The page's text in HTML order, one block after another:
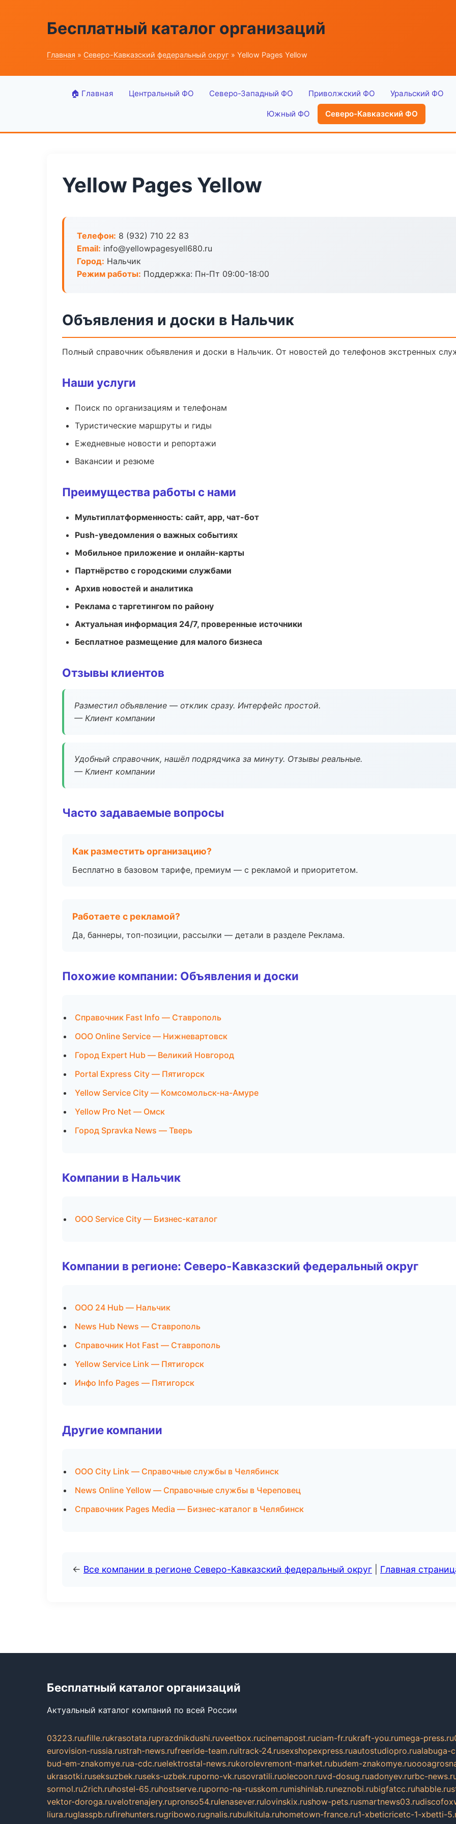
Бесплатный каталог организаций
Главная » Северо-Кавказский федеральный округ » Yellow Pages Yellow
🏠 Главная Центральный ФО Северо-Западный ФО Приволжский ФО Уральский ФО
Южный ФО Северо-Кавказский ФО
Yellow Pages Yellow
Телефон: 8 (932) 710 22 83
Email: info@yellowpagesyell680.ru
Город: Нальчик
Режим работы: Поддержка: Пн-Пт 09:00-18:00
Объявления и доски в Нальчик
Полный справочник объявления и доски в Нальчик. От новостей до телефонов экстренных
Наши услуги
Поиск по организациям и телефонам
Туристические маршруты и гиды
Ежедневные новости и репортажи
Вакансии и резюме
Преимущества работы с нами
Мультиплатформенность: сайт, app, чат-бот
Push-уведомления о важных событиях
Мобильное приложение и онлайн-карты
Партнёрство с городскими службами
Архив новостей и аналитика
Реклама с таргетингом по району
Актуальная информация 24/7, проверенные источники
Бесплатное размещение для малого бизнеса
Отзывы клиентов
Разместил объявление — отклик сразу. Интерфейс простой.
— Клиент компании
Удобный справочник, нашёл подрядчика за минуту. Отзывы реальные.
— Клиент компании
Часто задаваемые вопросы
Как разместить организацию?
Бесплатно в базовом тарифе, премиум — с рекламой и приоритетом.
Работаете с рекламой?
Да, баннеры, топ-позиции, рассылки — детали в разделе Реклама.
Похожие компании: Объявления и доски
Справочник Fast Info — Ставрополь
ООО Online Service — Нижневартовск
Город Expert Hub — Великий Новгород
Portal Express City — Пятигорск
Yellow Service City — Комсомольск-на-Амуре
Yellow Pro Net — Омск
Город Spravka News — Тверь
Компании в Нальчик
ООО Service City — Бизнес-каталог
Компании в регионе: Северо-Кавказский федеральный округ
ООО 24 Hub — Нальчик
News Hub News — Ставрополь
Справочник Hot Fast — Ставрополь
Yellow Service Link — Пятигорск
Инфо Info Pages — Пятигорск
Другие компании
ООО City Link — Справочные службы в Челябинск
News Online Yellow — Справочные службы в Череповец
Справочник Pages Media — Бизнес-каталог в Челябинск
← Все компании в регионе Северо-Кавказский федеральный округ Главная
Бесплатный каталог организаций
Актуальный каталог компаний по всей России
03223.ruufille.rukrasotata.ruprazdnikdushi.ruveetbox.rucinemapost.ruciam-fr.rukraft-you.rumega-press.ru
eurovision-russia.rustrah-news.rufreeride-team.ruitrack-24.rusexshopexpress.ruautostudiopro.rualabuga-
bud-em-znakomye.rua-cdc.ruelektrostal-news.rukorolevremont-market.rubudem-znakomye.ru
ukrasotki.ruseksuzbek.ruseks-uzbek.ruporno-vk.rusovratili.ruolecoon.ruvd-dosug.ruadonyev.rurbc-
sormol.ru2rich.ruhostel-65.ruhostserve.ruporno-na-russkom.rumishinlab.runeznobi.rubigfatcc.ruhabble.ru
vektor-doroga.ruvelotrenajery.rupronso54.rulenasever.rulovinskix.rushow-pets.rusmartnews03.ru
liura.ruglasspb.rufirehunters.rugribowo.rugnalis.rubulkitula.ruhometown-france.ru1-xbeticricetc-1-xbetti-